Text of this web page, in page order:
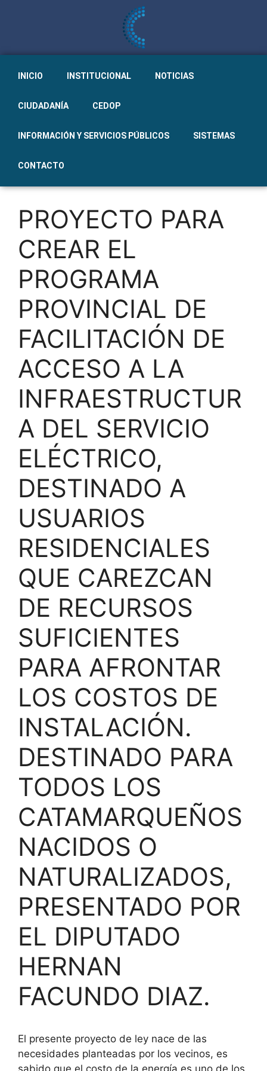
INICIO INSTITUCIONAL NOTICIAS
CIUDADANÍA CEDOP
INFORMACIÓN Y SERVICIOS PÚBLICOS SISTEMAS
CONTACTO
PROYECTO PARA
CREAR EL
PROGRAMA
PROVINCIAL DE
FACILITACIÓN DE
ACCESO A LA
INFRAESTRUCTUR
A DEL SERVICIO
ELÉCTRICO,
DESTINADO A
USUARIOS
RESIDENCIALES
QUE CAREZCAN
DE RECURSOS
SUFICIENTES
PARA AFRONTAR
LOS COSTOS DE
INSTALACIÓN.
DESTINADO PARA
TODOS LOS
CATAMARQUEÑOS
NACIDOS O
NATURALIZADOS,
PRESENTADO POR
EL DIPUTADO
HERNAN
FACUNDO DIAZ.
El presente proyecto de ley nace de las
necesidades planteadas por los vecinos, es
sabido que el costo de la energía es uno de los